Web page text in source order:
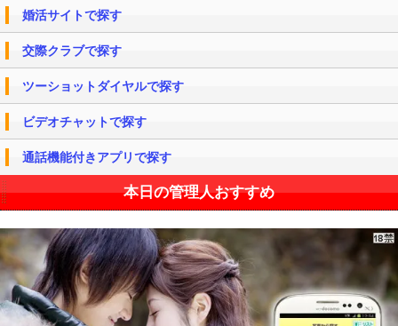
婚活サイトで探す
交際クラブで探す
ツーショットダイヤルで探す
ビデオチャットで探す
通話機能付きアプリで探す
本日の管理人おすすめ